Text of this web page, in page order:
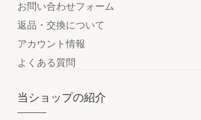
お問い合わせフォーム
返品・交換について
アカウント情報
よくある質問
当ショップの紹介